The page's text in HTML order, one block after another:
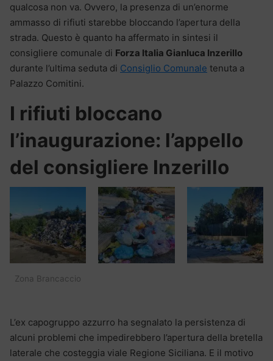
qualcosa non va. Ovvero, la presenza di un’enorme
ammasso di rifiuti starebbe bloccando l’apertura della
strada. Questo è quanto ha affermato in sintesi il
consigliere comunale di Forza Italia Gianluca Inzerillo
durante l’ultima seduta di Consiglio Comunale tenuta a
Palazzo Comitini.
I rifiuti bloccano
l’inaugurazione: l’appello
del consigliere Inzerillo
Zona Brancaccio
L’ex capogruppo azzurro ha segnalato la persistenza di
alcuni problemi che impedirebbero l’apertura della bretella
laterale che costeggia viale Regione Siciliana. E il motivo